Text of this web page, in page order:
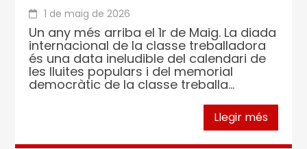
1 de maig de 2026
Un any més arriba el 1r de Maig. La diada
internacional de la classe treballadora
és una data ineludible del calendari de
les lluites populars i del memorial
democràtic de la classe treballa...
Llegir més